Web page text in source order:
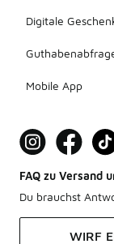
Digitale
Mobile App
FAQ zu Versand
Du brauchst
WIRF